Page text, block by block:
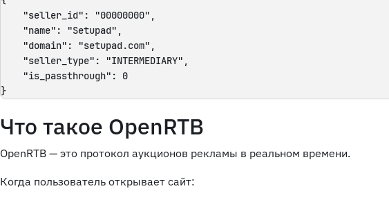
    "seller_id": "00000000",
    "name": "Setupad",
    "domain": "setupad.com",
    "seller_type": "INTERMEDIARY",
    "is_passthrough": 0
}
Что такое OpenRTB
OpenRTB — это протокол аукционов рекламы в реальном времени.
Когда пользователь открывает сайт: